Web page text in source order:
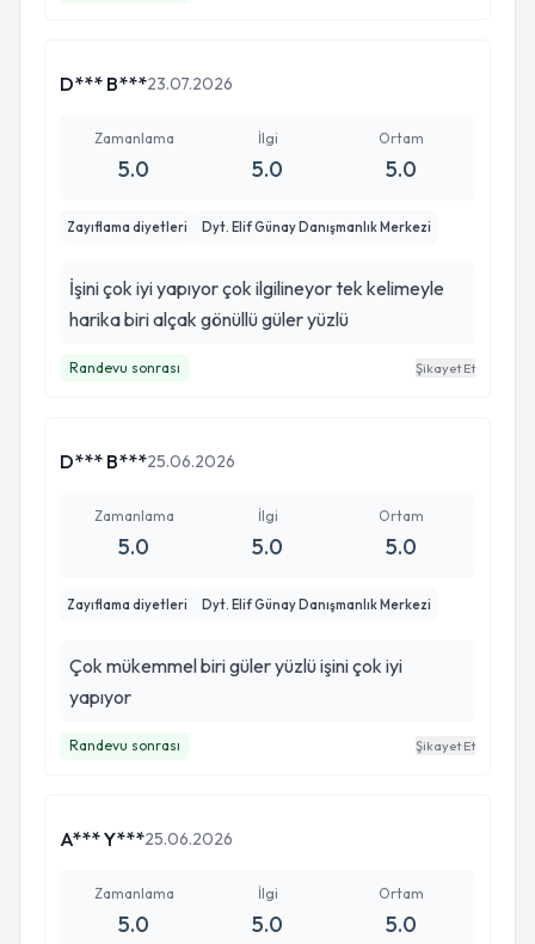
D*** B***23.07.2026
Zamanlama
5.0
İlgi
5.0
Ortam
5.0
Zayıflama diyetleri Dyt. Elif Günay Danışmanlık Merkezi
İşini çok iyi yapıyor çok ilgilineyor tek kelimeyle
harika biri alçak gönüllü güler yüzlü
Randevu sonrası Şikayet Et
D*** B***25.06.2026
Zamanlama
5.0
İlgi
5.0
Ortam
5.0
Zayıflama diyetleri Dyt. Elif Günay Danışmanlık Merkezi
Çok mükemmel biri güler yüzlü işini çok iyi
yapıyor
Randevu sonrası Şikayet Et
A*** Y***25.06.2026
Zamanlama
5.0
İlgi
5.0
Ortam
5.0